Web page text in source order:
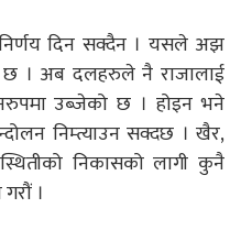
दिन सक्दैन । यसले अझ
छ । अब दलहरुले नै राजालाई
उब्जेको छ । होइन भने
निम्त्याउन सक्दछ । खैर,
निकासको लागी कुनै
।